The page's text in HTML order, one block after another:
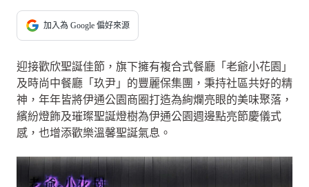
加入為 Google 偏好來源
迎接歡欣聖誕佳節，旗下擁有複合式餐廳「老爺小花園」
及時尚中餐廳「玖尹」的豐麗保集團，秉持社區共好的精
神，年年皆將伊通公園商圈打造為絢爛亮眼的美味聚落，
繽紛燈飾及璀璨聖誕燈樹為伊通公園週邊點亮節慶儀式
感，也增添歡樂溫馨聖誕氣息。